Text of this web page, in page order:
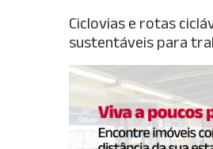
Ciclovias e rotas
sustentáveis para